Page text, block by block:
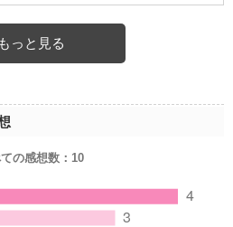
もっと見る
の感想数： 10